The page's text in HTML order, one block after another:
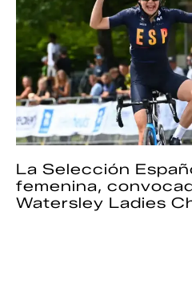
La Selección
femenina,
Watersley Ladies